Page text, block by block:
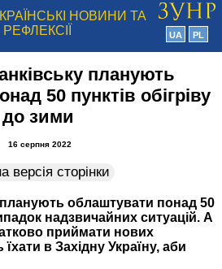
НОВИНИ ТА
РЕФЛЕКСІЇ
UA PL
планують
50 пунктів обігріву
до зими
16 серпня 2022
версія сторінки
планують облаштувати понад 50
надзвичайних ситуацій. А
приймати нових
в Західну Україну, аби